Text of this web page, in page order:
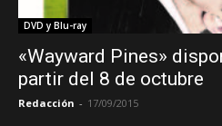
DVD y Blu-ray
«Wayward Pines»
partir del 8 de octubre
Redacción - 17/09/2015